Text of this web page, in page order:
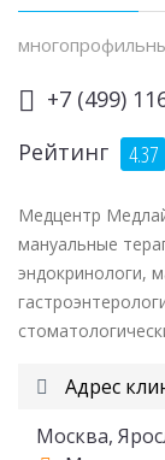
+7 (499)
Рейтинг
4.37
Медцентр
мануальные
эндокринологи,
Адрес
Москва,